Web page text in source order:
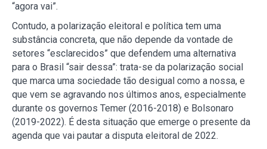
“agora vai”.
Contudo, a polarização eleitoral e política tem uma
substância concreta, que não depende da vontade de
setores “esclarecidos” que defendem uma alternativa
para o Brasil “sair dessa”: trata-se da polarização social
que marca uma sociedade tão desigual como a nossa, e
que vem se agravando nos últimos anos, especialmente
durante os governos Temer (2016-2018) e Bolsonaro
(2019-2022). É desta situação que emerge o presente da
agenda que vai pautar a disputa eleitoral de 2022.